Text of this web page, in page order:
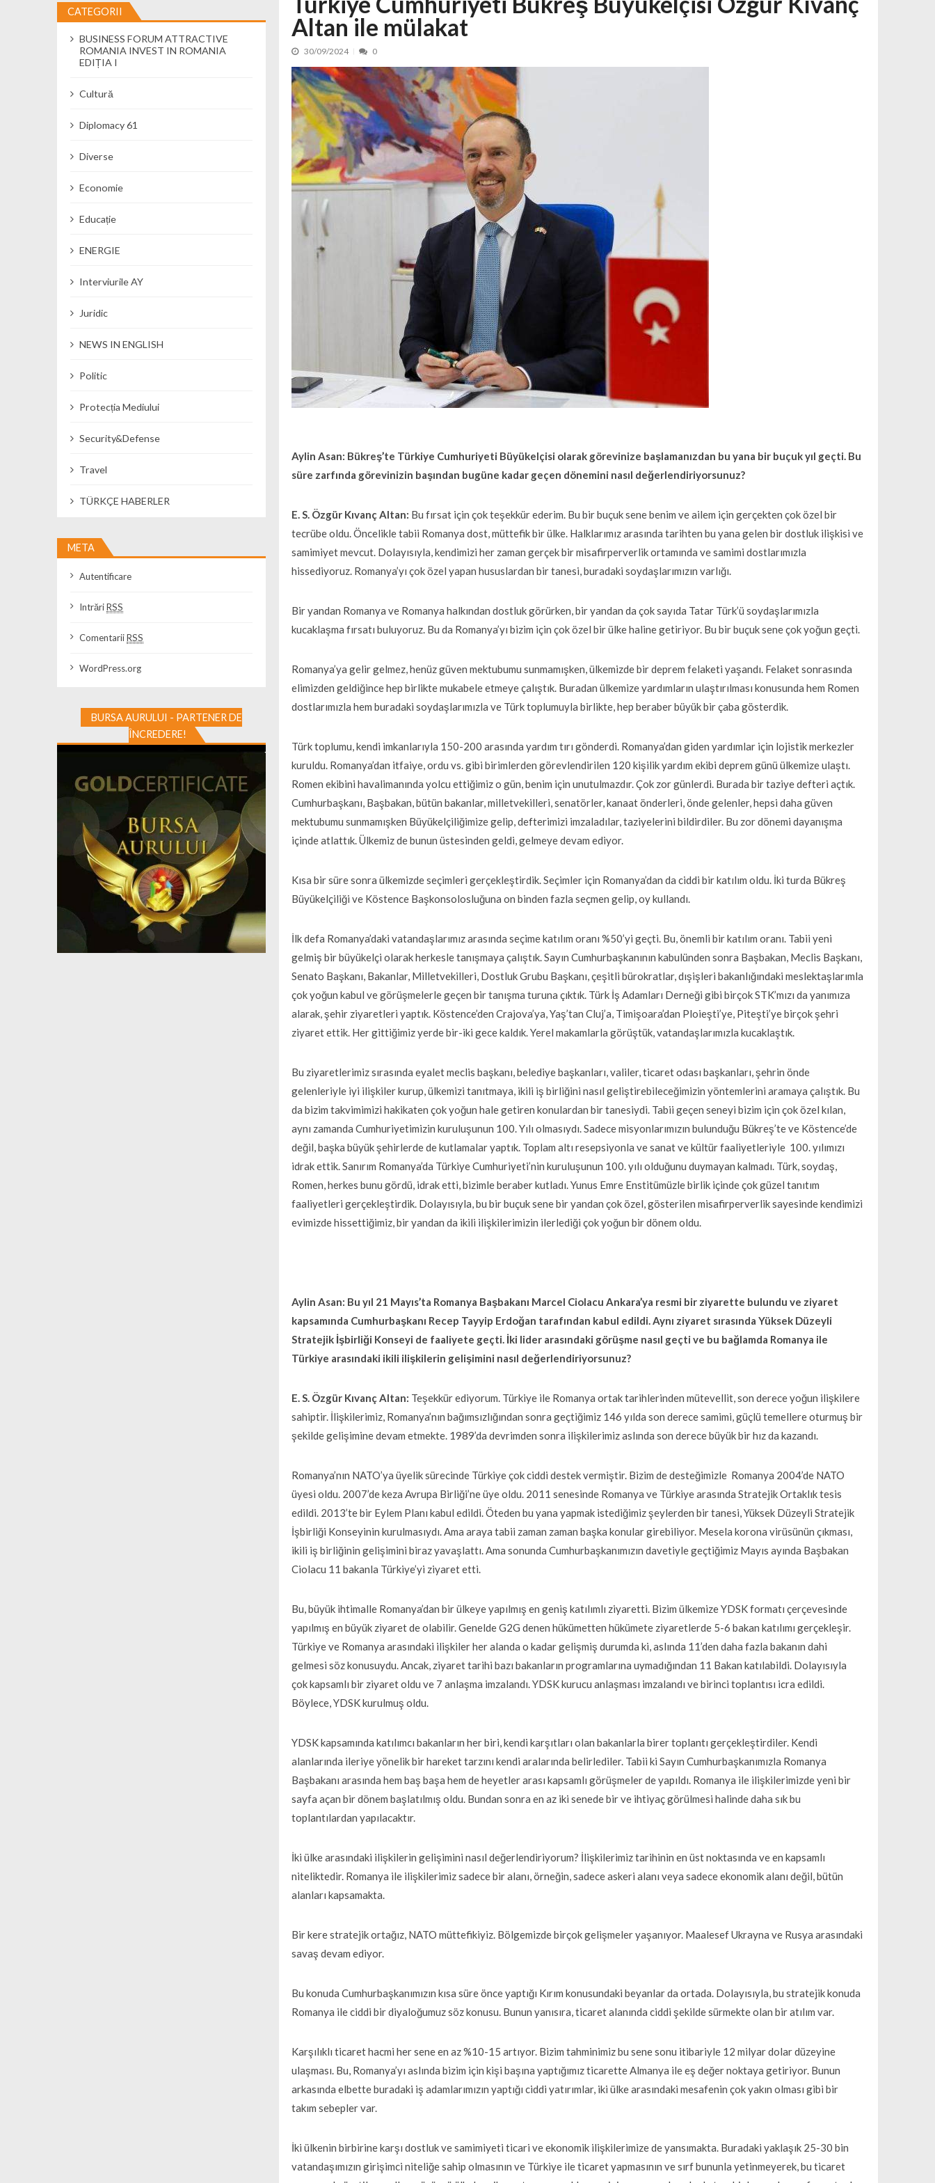
Încă o creșă modernă pentru Alba: 40 de locuri noi la Zlatna prin Programul...
Ministerul Mediului derulează dezbaterea publică pentru proiectul de lege care...
Ministerul Apărării Naționale participă la efortul național pentru protejar... 04/08/2026
Dobânzi de pânã la 7,50% la ediția FIDELIS din luna august 04/08/2026
MMAP pune în consultare publică proiectul Catalogului național al zonelor pri... 04/08/2026
Altan ile mülakat
30/09/2024 0
Aylin Asan: Bükreş’te Türkiye Cumhuriyeti Büyükelçisi olarak görevinize başlamanızdan bu yana bir buçuk yıl geçti. Bu
süre zarfında görevinizin başından bugüne kadar geçen dönemini nasıl değerlendiriyorsunuz?
E. S. Özgür Kıvanç Altan: Bu fırsat için çok teşekkür ederim. Bu bir buçuk sene benim ve ailem için gerçekten çok özel bir
tecrübe oldu. Öncelikle tabii Romanya dost, müttefik bir ülke. Halklarımız arasında tarihten bu yana gelen bir dostluk ilişkisi ve
samimiyet mevcut. Dolayısıyla, kendimizi her zaman gerçek bir misafirperverlik ortamında ve samimi dostlarımızla
hissediyoruz. Romanya’yı çok özel yapan hususlardan bir tanesi, buradaki soydaşlarımızın varlığı.
Bir yandan Romanya ve Romanya halkından dostluk görürken, bir yandan da çok sayıda Tatar Türk’ü soydaşlarımızla
kucaklaşma fırsatı buluyoruz. Bu da Romanya’yı bizim için çok özel bir ülke haline getiriyor. Bu bir buçuk sene çok yoğun geçti.
Romanya’ya gelir gelmez, henüz güven mektubumu sunmamışken, ülkemizde bir deprem felaketi yaşandı. Felaket sonrasında
elimizden geldiğince hep birlikte mukabele etmeye çalıştık. Buradan ülkemize yardımların ulaştırılması konusunda hem Romen
dostlarımızla hem buradaki soydaşlarımızla ve Türk toplumuyla birlikte, hep beraber büyük bir çaba gösterdik.
Türk toplumu, kendi imkanlarıyla 150-200 arasında yardım tırı gönderdi. Romanya’dan giden yardımlar için lojistik merkezler
kuruldu. Romanya’dan itfaiye, ordu vs. gibi birimlerden görevlendirilen 120 kişilik yardım ekibi deprem günü ülkemize ulaştı.
Romen ekibini havalimanında yolcu ettiğimiz o gün, benim için unutulmazdır. Çok zor günlerdi. Burada bir taziye defteri açtık.
Cumhurbaşkanı, Başbakan, bütün bakanlar, milletvekilleri, senatörler, kanaat önderleri, önde gelenler, hepsi daha güven
mektubumu sunmamışken Büyükelçiliğimize gelip, defterimizi imzaladılar, taziyelerini bildirdiler. Bu zor dönemi dayanışma
içinde atlattık. Ülkemiz de bunun üstesinden geldi, gelmeye devam ediyor.
Kısa bir süre sonra ülkemizde seçimleri gerçekleştirdik. Seçimler için Romanya’dan da ciddi bir katılım oldu. İki turda Bükreş
Büyükelçiliği ve Köstence Başkonsolosluğuna on binden fazla seçmen gelip, oy kullandı.
İlk defa Romanya’daki vatandaşlarımız arasında seçime katılım oranı %50’yi geçti. Bu, önemli bir katılım oranı. Tabii yeni
gelmiş bir büyükelçi olarak herkesle tanışmaya çalıştık. Sayın Cumhurbaşkanının kabulünden sonra Başbakan, Meclis Başkanı,
Senato Başkanı, Bakanlar, Milletvekilleri, Dostluk Grubu Başkanı, çeşitli bürokratlar, dışişleri bakanlığındaki meslektaşlarımla
çok yoğun kabul ve görüşmelerle geçen bir tanışma turuna çıktık. Türk İş Adamları Derneği gibi birçok STK’mızı da yanımıza
alarak, şehir ziyaretleri yaptık. Köstence’den Crajova’ya, Yaş’tan Cluj’a, Timişoara’dan Ploieşti’ye, Piteşti’ye birçok şehri
ziyaret ettik. Her gittiğimiz yerde bir-iki gece kaldık. Yerel makamlarla görüştük, vatandaşlarımızla kucaklaştık.
Bu ziyaretlerimiz sırasında eyalet meclis başkanı, belediye başkanları, valiler, ticaret odası başkanları, şehrin önde
gelenleriyle iyi ilişkiler kurup, ülkemizi tanıtmaya, ikili iş birliğini nasıl geliştirebileceğimizin yöntemlerini aramaya çalıştık. Bu
da bizim takvimimizi hakikaten çok yoğun hale getiren konulardan bir tanesiydi. Tabii geçen seneyi bizim için çok özel kılan,
aynı zamanda Cumhuriyetimizin kuruluşunun 100. Yılı olmasıydı. Sadece misyonlarımızın bulunduğu Bükreş’te ve Köstence’de
değil, başka büyük şehirlerde de kutlamalar yaptık. Toplam altı resepsiyonla ve sanat ve kültür faaliyetleriyle 100. yılımızı
idrak ettik. Sanırım Romanya’da Türkiye Cumhuriyeti’nin kuruluşunun 100. yılı olduğunu duymayan kalmadı. Türk, soydaş,
Romen, herkes bunu gördü, idrak etti, bizimle beraber kutladı. Yunus Emre Enstitümüzle birlik içinde çok güzel tanıtım
faaliyetleri gerçekleştirdik. Dolayısıyla, bu bir buçuk sene bir yandan çok özel, gösterilen misafirperverlik sayesinde kendimizi
evimizde hissettiğimiz, bir yandan da ikili ilişkilerimizin ilerlediği çok yoğun bir dönem oldu.
Aylin Asan: Bu yıl 21 Mayıs’ta Romanya Başbakanı Marcel Ciolacu Ankara’ya resmi bir ziyarette bulundu ve ziyaret
kapsamında Cumhurbaşkanı Recep Tayyip Erdoğan tarafından kabul edildi. Aynı ziyaret sırasında Yüksek Düzeyli
Stratejik İşbirliği Konseyi de faaliyete geçti. İki lider arasındaki görüşme nasıl geçti ve bu bağlamda Romanya ile
Türkiye arasındaki ikili ilişkilerin gelişimini nasıl değerlendiriyorsunuz?
E. S. Özgür Kıvanç Altan: Teşekkür ediyorum. Türkiye ile Romanya ortak tarihlerinden mütevellit, son derece yoğun ilişkilere
sahiptir. İlişkilerimiz, Romanya’nın bağımsızlığından sonra geçtiğimiz 146 yılda son derece samimi, güçlü temellere oturmuş bir
şekilde gelişimine devam etmekte. 1989’da devrimden sonra ilişkilerimiz aslında son derece büyük bir hız da kazandı.
Romanya’nın NATO’ya üyelik sürecinde Türkiye çok ciddi destek vermiştir. Bizim de desteğimizle Romanya 2004’de NATO
üyesi oldu. 2007’de keza Avrupa Birliği’ne üye oldu. 2011 senesinde Romanya ve Türkiye arasında Stratejik Ortaklık tesis
edildi. 2013’te bir Eylem Planı kabul edildi. Öteden bu yana yapmak istediğimiz şeylerden bir tanesi, Yüksek Düzeyli Stratejik
İşbirliği Konseyinin kurulmasıydı. Ama araya tabii zaman zaman başka konular girebiliyor. Mesela korona virüsünün çıkması,
ikili iş birliğinin gelişimini biraz yavaşlattı. Ama sonunda Cumhurbaşkanımızın davetiyle geçtiğimiz Mayıs ayında Başbakan
Ciolacu 11 bakanla Türkiye’yi ziyaret etti.
Bu, büyük ihtimalle Romanya’dan bir ülkeye yapılmış en geniş katılımlı ziyaretti. Bizim ülkemize YDSK formatı çerçevesinde
yapılmış en büyük ziyaret de olabilir. Genelde G2G denen hükümetten hükümete ziyaretlerde 5-6 bakan katılımı gerçekleşir.
Türkiye ve Romanya arasındaki ilişkiler her alanda o kadar gelişmiş durumda ki, aslında 11’den daha fazla bakanın dahi
gelmesi söz konusuydu. Ancak, ziyaret tarihi bazı bakanların programlarına uymadığından 11 Bakan katılabildi. Dolayısıyla
çok kapsamlı bir ziyaret oldu ve 7 anlaşma imzalandı. YDSK kurucu anlaşması imzalandı ve birinci toplantısı icra edildi.
Böylece, YDSK kurulmuş oldu.
YDSK kapsamında katılımcı bakanların her biri, kendi karşıtları olan bakanlarla birer toplantı gerçekleştirdiler. Kendi
alanlarında ileriye yönelik bir hareket tarzını kendi aralarında belirlediler. Tabii ki Sayın Cumhurbaşkanımızla Romanya
Başbakanı arasında hem baş başa hem de heyetler arası kapsamlı görüşmeler de yapıldı. Romanya ile ilişkilerimizde yeni bir
sayfa açan bir dönem başlatılmış oldu. Bundan sonra en az iki senede bir ve ihtiyaç görülmesi halinde daha sık bu
toplantılardan yapılacaktır.
İki ülke arasındaki ilişkilerin gelişimini nasıl değerlendiriyorum? İlişkilerimiz tarihinin en üst noktasında ve en kapsamlı
niteliktedir. Romanya ile ilişkilerimiz sadece bir alanı, örneğin, sadece askeri alanı veya sadece ekonomik alanı değil, bütün
alanları kapsamakta.
Bir kere stratejik ortağız, NATO müttefikiyiz. Bölgemizde birçok gelişmeler yaşanıyor. Maalesef Ukrayna ve Rusya arasındaki
savaş devam ediyor.
Bu konuda Cumhurbaşkanımızın kısa süre önce yaptığı Kırım konusundaki beyanlar da ortada. Dolayısıyla, bu stratejik konuda
Romanya ile ciddi bir diyaloğumuz söz konusu. Bunun yanısıra, ticaret alanında ciddi şekilde sürmekte olan bir atılım var.
Karşılıklı ticaret hacmi her sene en az %10-15 artıyor. Bizim tahminimiz bu sene sonu itibariyle 12 milyar dolar düzeyine
ulaşması. Bu, Romanya’yı aslında bizim için kişi başına yaptığımız ticarette Almanya ile eş değer noktaya getiriyor. Bunun
arkasında elbette buradaki iş adamlarımızın yaptığı ciddi yatırımlar, iki ülke arasındaki mesafenin çok yakın olması gibi bir
takım sebepler var.
İki ülkenin birbirine karşı dostluk ve samimiyeti ticari ve ekonomik ilişkilerimize de yansımakta. Buradaki yaklaşık 25-30 bin
vatandaşımızın girişimci niteliğe sahip olmasının ve Türkiye ile ticaret yapmasının ve sırf bununla yetinmeyerek, bu ticaret
CATEGORII
BUSINESS FORUM ATTRACTIVE
ROMANIA INVEST IN ROMANIA
EDIȚIA I
Cultură
Diplomacy 61
Diverse
Economie
Educație
ENERGIE
Interviurile AY
Juridic
NEWS IN ENGLISH
Politic
Protecția Mediului
Security&Defense
Travel
TÜRKÇE HABERLER
META
Autentificare
IntrăriRSS
ComentariiRSS
WordPress.org
BURSA AURULUI - PARTENER DE
ÎNCREDERE!